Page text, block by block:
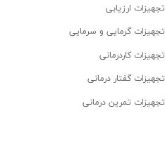
تجهیزات ارزیابی
تجهیزات گرمایی و سرمایی
تجهیزات کاردرمانی
تجهیزات گفتار درمانی
تجهیزات تمرین درمانی